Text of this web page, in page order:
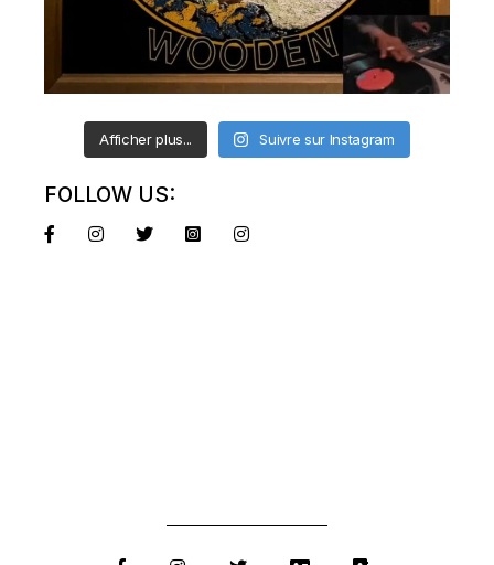
Afficher plus... Suivre sur Instagram
FOLLOW US: